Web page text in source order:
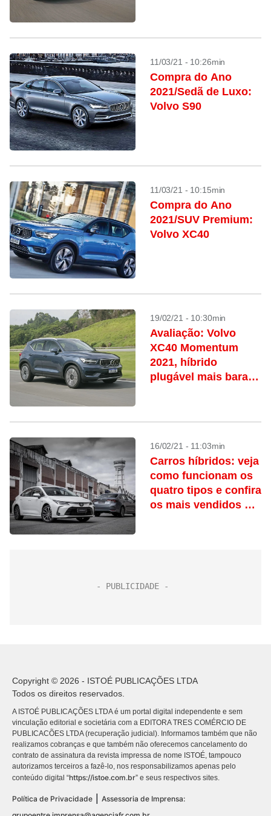
11/03/21 - 10:26min
Compra do Ano
2021/Sedã de Luxo:
Volvo S90
11/03/21 - 10:15min
Compra do Ano
2021/SUV Premium:
Volvo XC40
19/02/21 - 10:30min
Avaliação: Volvo
XC40 Momentum
2021, híbrido
plugável mais barato
16/02/21 - 11:03min
Carros híbridos: veja
como funcionam os
quatro tipos e confira
os mais vendidos do
Copyright © 2026 - ISTOÉ PUBLICAÇÕES LTDA
Todos os direitos reservados.
A ISTOÉ PUBLICAÇÕES LTDA é um portal digital independente e sem
vinculação editorial e societária com a EDITORA TRES COMÉRCIO DE
PUBLICACÕES LTDA (recuperação judicial). Informamos também que não
realizamos cobranças e que também não oferecemos cancelamento do
contrato de assinatura da revista impressa de nome ISTOÉ, tampouco
autorizamos terceiros a fazê-lo, nos responsabilizamos apenas pelo
conteúdo digital “https://istoe.com.br” e seus respectivos sites.
Política de Privacidade
Assessoria de Imprensa: